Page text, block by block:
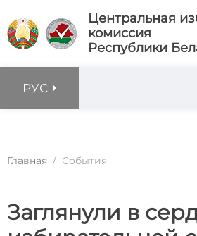
Центральная
комиссия
Республики
РУС
Главная / События
Заглянули в